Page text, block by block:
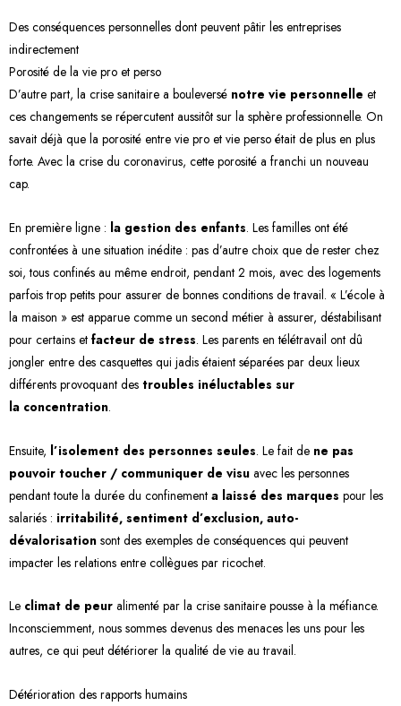
Des conséquences personnelles dont peuvent pâtir les entreprises
indirectement
Porosité de la vie pro et perso
D’autre part, la crise sanitaire a bouleversé notre vie personnelle et
ces changements se répercutent aussitôt sur la sphère professionnelle. On
savait déjà que la porosité entre vie pro et vie perso était de plus en plus
forte. Avec la crise du coronavirus, cette porosité a franchi un nouveau
cap.
En première ligne : la gestion des enfants. Les familles ont été
confrontées à une situation inédite : pas d’autre choix que de rester chez
soi, tous confinés au même endroit, pendant 2 mois, avec des logements
parfois trop petits pour assurer de bonnes conditions de travail. « L’école à
la maison » est apparue comme un second métier à assurer, déstabilisant
pour certains et facteur de stress. Les parents en télétravail ont dû
jongler entre des casquettes qui jadis étaient séparées par deux lieux
différents provoquant des troubles inéluctables sur
la concentration.
Ensuite, l’isolement des personnes seules. Le fait de ne pas
pouvoir toucher / communiquer de visu avec les personnes
pendant toute la durée du confinement a laissé des marques pour les
salariés : irritabilité, sentiment d’exclusion, auto-
dévalorisation sont des exemples de conséquences qui peuvent
impacter les relations entre collègues par ricochet.
Le climat de peur alimenté par la crise sanitaire pousse à la méfiance.
Inconsciemment, nous sommes devenus des menaces les uns pour les
autres, ce qui peut détériorer la qualité de vie au travail.
Détérioration des rapports humains